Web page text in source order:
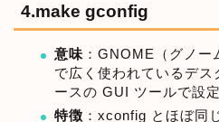
4.make gconfig
意味 ：GNOME（グノ
で広く使われているデ
ースの GUI ツールで設
特徴 ：xconfig とほぼ同